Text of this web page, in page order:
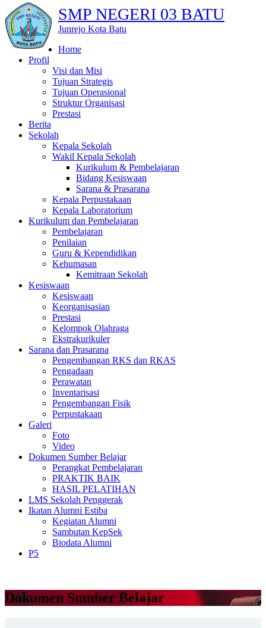
SMP NEGERI 03 BATU
Junrejo Kota Batu
Home
Profil
Visi dan Misi
Tujuan Strategis
Tujuan Operasional
Struktur Organisasi
Prestasi
Berita
Sekolah
Kepala Sekolah
Wakil Kepala Sekolah
Kurikulum & Pembelajaran
Bidang Kesiswaan
Sarana & Prasarana
Kepala Perpustakaan
Kepala Laboratorium
Kurikulum dan Pembelajaran
Pembelajaran
Penilaian
Guru & Kependidikan
Kehumasan
Kemitraan Sekolah
Kesiswaan
Kesiswaan
Keorganisasian
Prestasi
Kelompok Olahraga
Ekstrakurikuler
Sarana dan Prasarana
Pengembangan RKS dan RKAS
Pengadaan
Perawatan
Inventarisasi
Pengembangan Fisik
Perpustakaan
Galeri
Foto
Video
Dokumen Sumber Belajar
Perangkat Pembelajaran
PRAKTIK BAIK
HASIL PELATIHAN
LMS Sekolah Penggerak
Ikatan Alumni Estiba
Kegiatan Alumni
Sambutan KepSek
Biodata Alumni
P5
Dokumen Sumber Belajar